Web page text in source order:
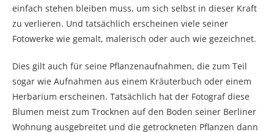
einfach stehen bleiben muss, um sich selbst in dieser Kraft
zu verlieren. Und tatsächlich erscheinen viele seiner
Fotowerke wie gemalt, malerisch oder auch wie gezeichnet.
Dies gilt auch für seine Pflanzenaufnahmen, die zum Teil
sogar wie Aufnahmen aus einem Kräuterbuch oder einem
Herbarium erscheinen. Tatsächlich hat der Fotograf diese
Blumen meist zum Trocknen auf den Boden seiner Berliner
Wohnung ausgebreitet und die getrockneten Pflanzen dann